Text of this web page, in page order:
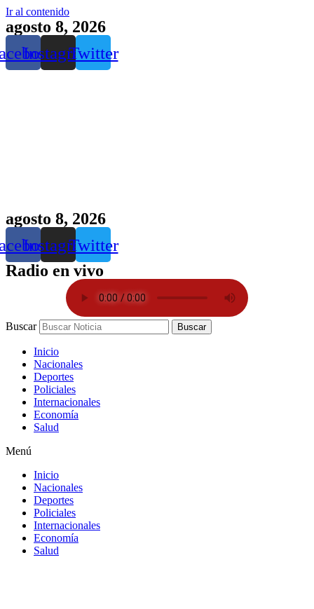
Ir al contenido
agosto 8, 2026
InstagramTwitter
agosto 8, 2026
InstagramTwitter
Radio en vivo
Buscar Buscar
Inicio
Nacionales
Deportes
Policiales
Internacionales
Economía
Salud
Menú
Inicio
Nacionales
Deportes
Policiales
Internacionales
Economía
Salud